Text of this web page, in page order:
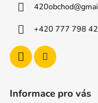
420obchod@
+420 777 798
Informace pro vás